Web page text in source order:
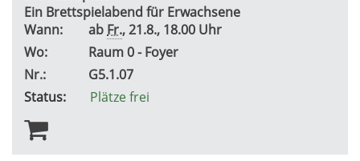
Ein Brettspielabend für Erwachsene
Wann:
ab Fr., 21.8., 18.00 Uhr
Wo:
Raum 0 - Foyer
Nr.:
G5.1.07
Status:
Plätze frei